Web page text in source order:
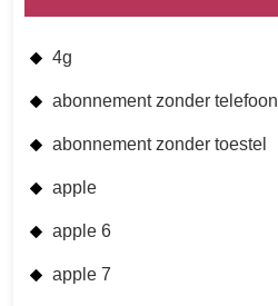
4g
abonnement zonder telefoon
abonnement zonder toestel
apple
apple 6
apple 7